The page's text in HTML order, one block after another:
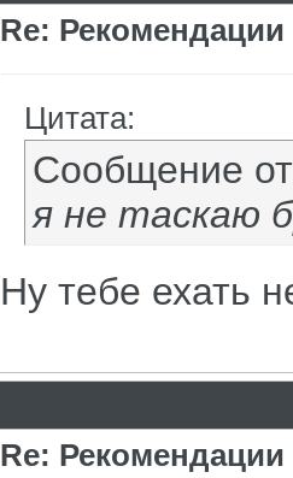
Re:
Цитата:
Сообщение
я не таскаю
Ну тебе ехать
Re: